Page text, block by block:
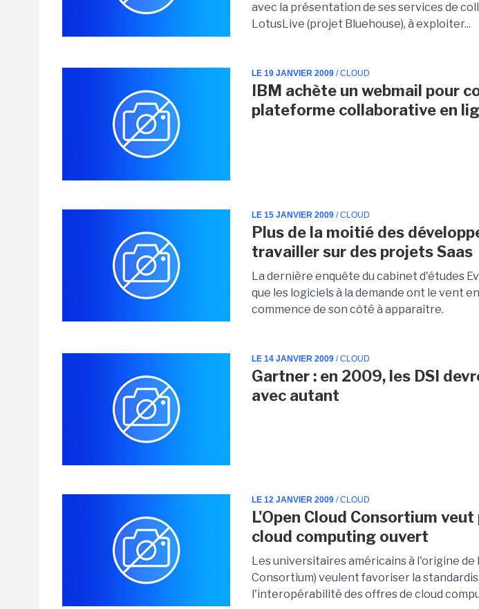
avec la présentation de ses services de
LotusLive (projet Bluehouse), à exploiter...
LE 19 JANVIER 2009 / CLOUD
IBM achète un webmail pour
plateforme collaborative en
LE 15 JANVIER 2009 / CLOUD
Plus de la moitié des
travailler sur des projets Saas
La dernière enquête du cabinet d'études
que les logiciels à la demande ont le vent
commence de son côté à apparaître.
LE 14 JANVIER 2009 / CLOUD
Gartner : en 2009, les DSI
avec autant
LE 12 JANVIER 2009 / CLOUD
L'Open Cloud Consortium
cloud computing ouvert
Les universitaires américains à l'origine de
Consortium) veulent favoriser la
l'interopérabilité des offres de cloud